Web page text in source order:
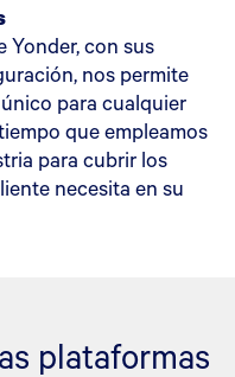
Yonder, con sus
nos permite
para cualquier
que empleamos
para cubrir los
necesita en su
plataformas